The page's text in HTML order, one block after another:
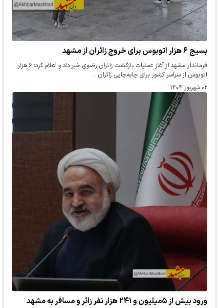
بسیج ۶ هزار اتوبوس برای خروج زائران از مشهد
فرماندار مشهد از آغاز عملیات بازگشت زائران رضوی خبر داد و اعلام کرد: ۶ هزار
اتوبوس از سراسر کشور برای جابه‌جایی زائران…
۰۲ شهریور ۱۴۰۴
ورود بیش از ۵میلیون و ۲۴۱ هزار نفر زائر و مسافر به مشهد